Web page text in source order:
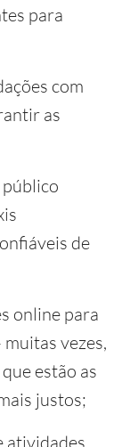
para
com
as
de
online para
vezes,
estão as
justos;
atividades